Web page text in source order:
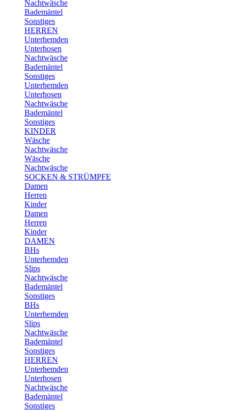
Nachtwäsche
Bademäntel
Sonstiges
HERREN
Unterhemden
Unterhosen
Nachtwäsche
Bademäntel
Sonstiges
Unterhemden
Unterhosen
Nachtwäsche
Bademäntel
Sonstiges
KINDER
Wäsche
Nachtwäsche
Wäsche
Nachtwäsche
SOCKEN & STRÜMPFE
Damen
Herren
Kinder
Damen
Herren
Kinder
DAMEN
BHs
Unterhemden
Slips
Nachtwäsche
Bademäntel
Sonstiges
BHs
Unterhemden
Slips
Nachtwäsche
Bademäntel
Sonstiges
HERREN
Unterhemden
Unterhosen
Nachtwäsche
Bademäntel
Sonstiges